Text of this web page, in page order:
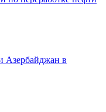
Азербайджан в